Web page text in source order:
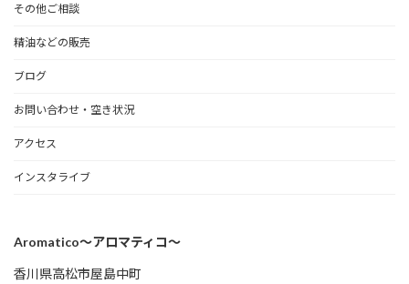
その他ご相談
精油などの販売
ブログ
お問い合わせ・空き状況
アクセス
インスタライブ
Aromatico～アロマティコ～
香川県高松市屋島中町